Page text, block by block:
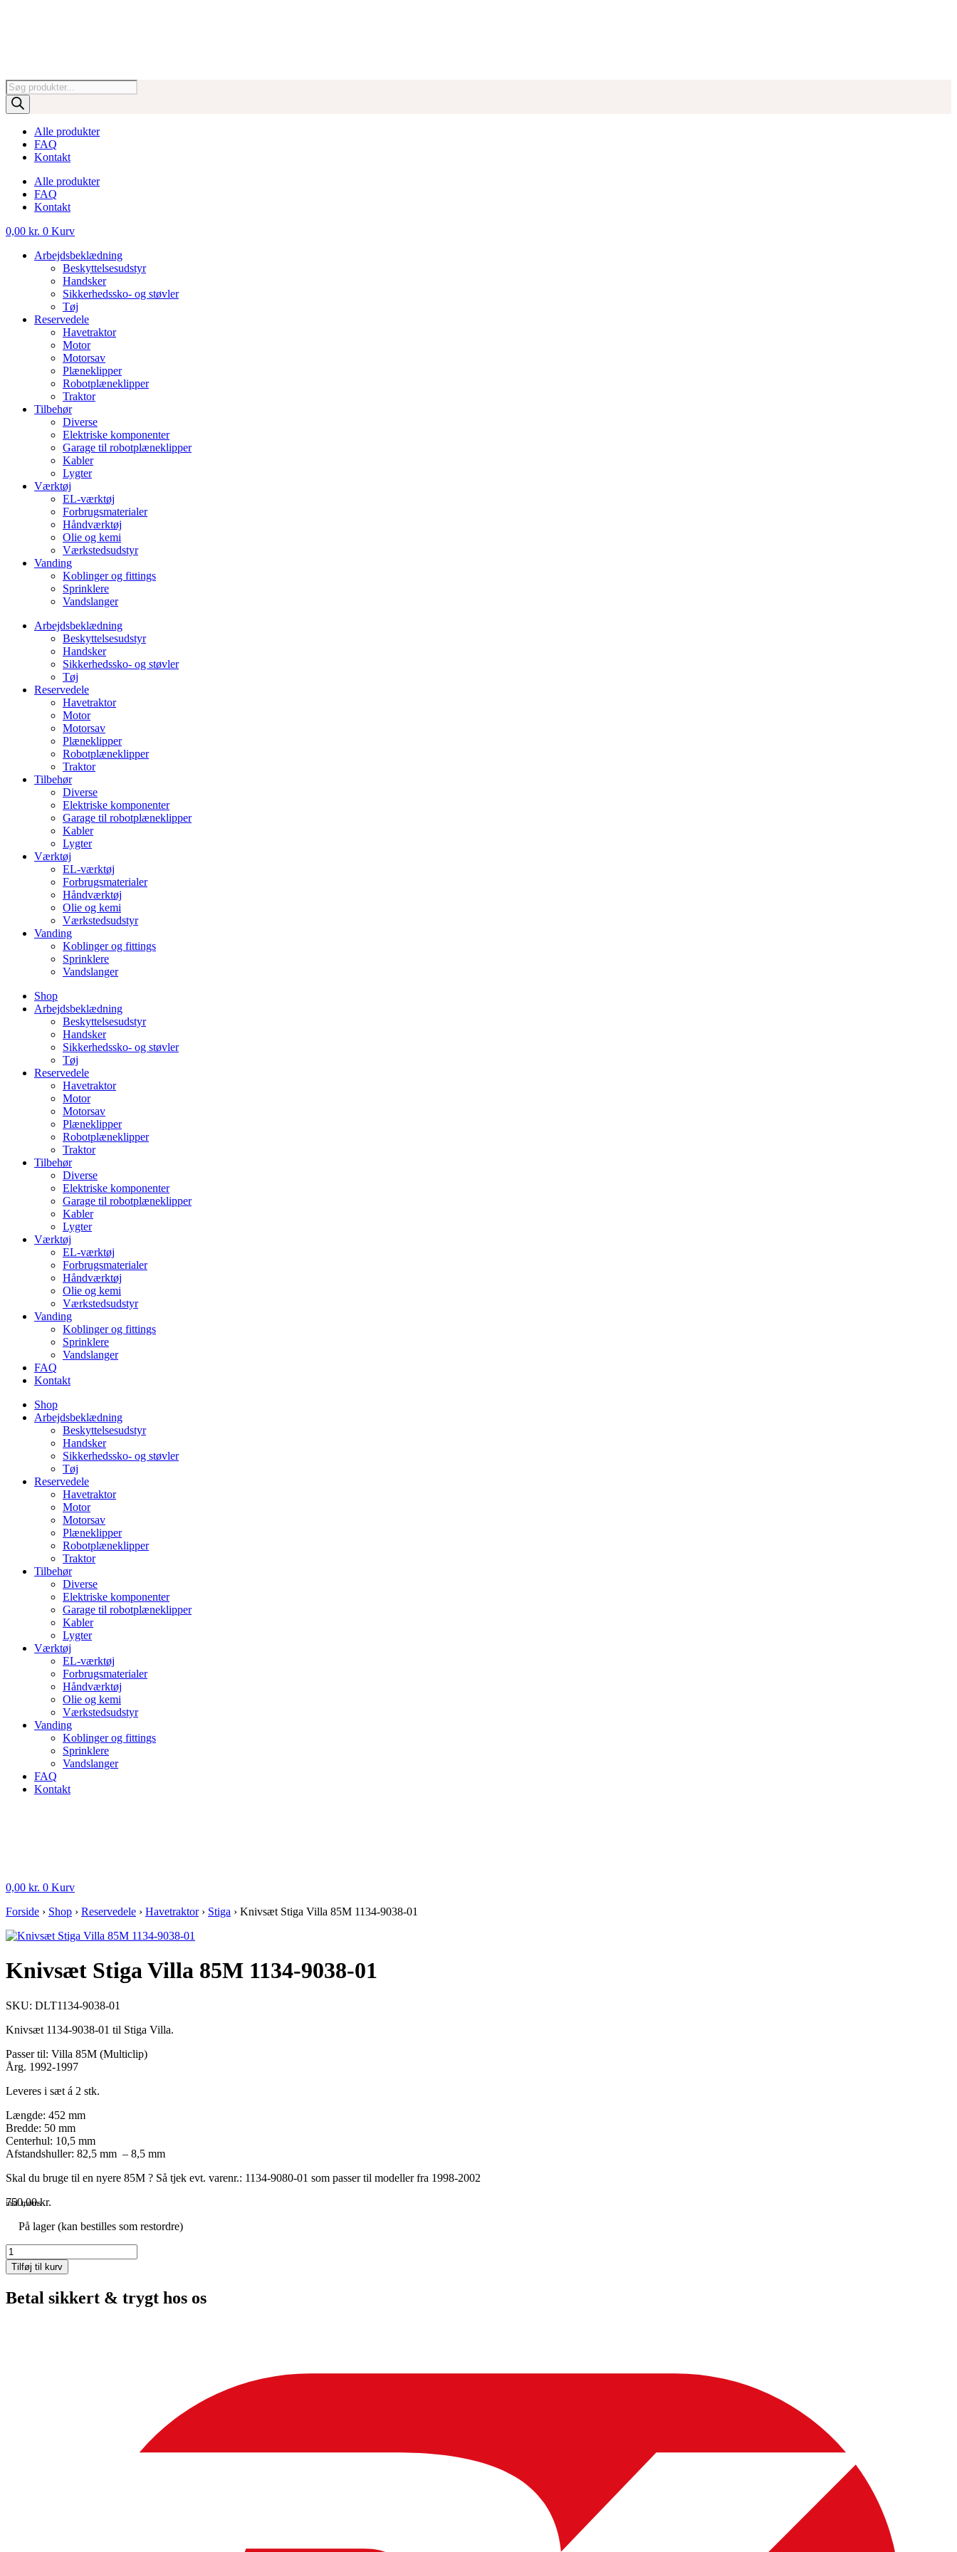
Products
search
Alle produkter
FAQ
Kontakt
Alle produkter
FAQ
Kontakt
0,00 kr. 0 Kurv
Arbejdsbeklædning
Beskyttelsesudstyr
Handsker
Sikkerhedssko- og støvler
Tøj
Reservedele
Havetraktor
Motor
Motorsav
Plæneklipper
Robotplæneklipper
Traktor
Tilbehør
Diverse
Elektriske komponenter
Garage til robotplæneklipper
Kabler
Lygter
Værktøj
EL-værktøj
Forbrugsmaterialer
Håndværktøj
Olie og kemi
Værkstedsudstyr
Vanding
Koblinger og fittings
Sprinklere
Vandslanger
Arbejdsbeklædning
Beskyttelsesudstyr
Handsker
Sikkerhedssko- og støvler
Tøj
Reservedele
Havetraktor
Motor
Motorsav
Plæneklipper
Robotplæneklipper
Traktor
Tilbehør
Diverse
Elektriske komponenter
Garage til robotplæneklipper
Kabler
Lygter
Værktøj
EL-værktøj
Forbrugsmaterialer
Håndværktøj
Olie og kemi
Værkstedsudstyr
Vanding
Koblinger og fittings
Sprinklere
Vandslanger
Shop
Arbejdsbeklædning
Beskyttelsesudstyr
Handsker
Sikkerhedssko- og støvler
Tøj
Reservedele
Havetraktor
Motor
Motorsav
Plæneklipper
Robotplæneklipper
Traktor
Tilbehør
Diverse
Elektriske komponenter
Garage til robotplæneklipper
Kabler
Lygter
Værktøj
EL-værktøj
Forbrugsmaterialer
Håndværktøj
Olie og kemi
Værkstedsudstyr
Vanding
Koblinger og fittings
Sprinklere
Vandslanger
FAQ
Kontakt
Shop
Arbejdsbeklædning
Beskyttelsesudstyr
Handsker
Sikkerhedssko- og støvler
Tøj
Reservedele
Havetraktor
Motor
Motorsav
Plæneklipper
Robotplæneklipper
Traktor
Tilbehør
Diverse
Elektriske komponenter
Garage til robotplæneklipper
Kabler
Lygter
Værktøj
EL-værktøj
Forbrugsmaterialer
Håndværktøj
Olie og kemi
Værkstedsudstyr
Vanding
Koblinger og fittings
Sprinklere
Vandslanger
FAQ
Kontakt
0,00 kr. 0 Kurv
Forside › Shop › Reservedele › Havetraktor› Stiga › Knivsæt Stiga Villa 85M 1134-9038-01
Knivsæt Stiga Villa 85M 1134-9038-01
SKU: DLT1134-9038-01
Knivsæt 1134-9038-01 til Stiga Villa.
Passer til: Villa 85M (Multiclip)
Årg. 1992-1997
Leveres i sæt á 2 stk.
Længde: 452 mm
Bredde: 50 mm
Centerhul: 10,5 mm
Afstandshuller: 82,5 mm – 8,5 mm
Skal du bruge til en nyere 85M ? Så tjek evt. varenr.: 1134-9080-01 som passer til modeller fra 1998-2002
750,00kr.
inkl. moms
På lager (kan bestilles som restordre)
Knivsæt
Stiga
Villa
1134-
Tilføj til kurv
Betal sikkert & trygt hos os